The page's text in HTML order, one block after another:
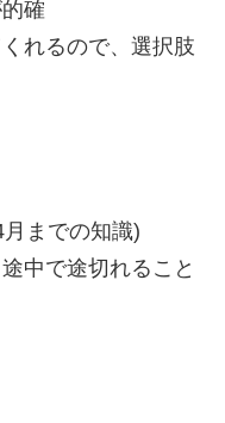
確
れるので、選択肢
までの知識)
中で途切れること